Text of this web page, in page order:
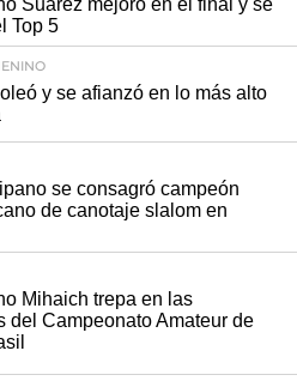
Suárez mejoró en el final y se
Top 5
y se afianzó en lo más alto
se consagró campeón
de canotaje slalom en
Mihaich trepa en las
del Campeonato Amateur de